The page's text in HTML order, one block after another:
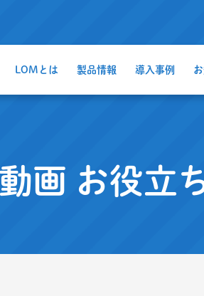
LOMとは 製品情報 導入事例
画 お役立